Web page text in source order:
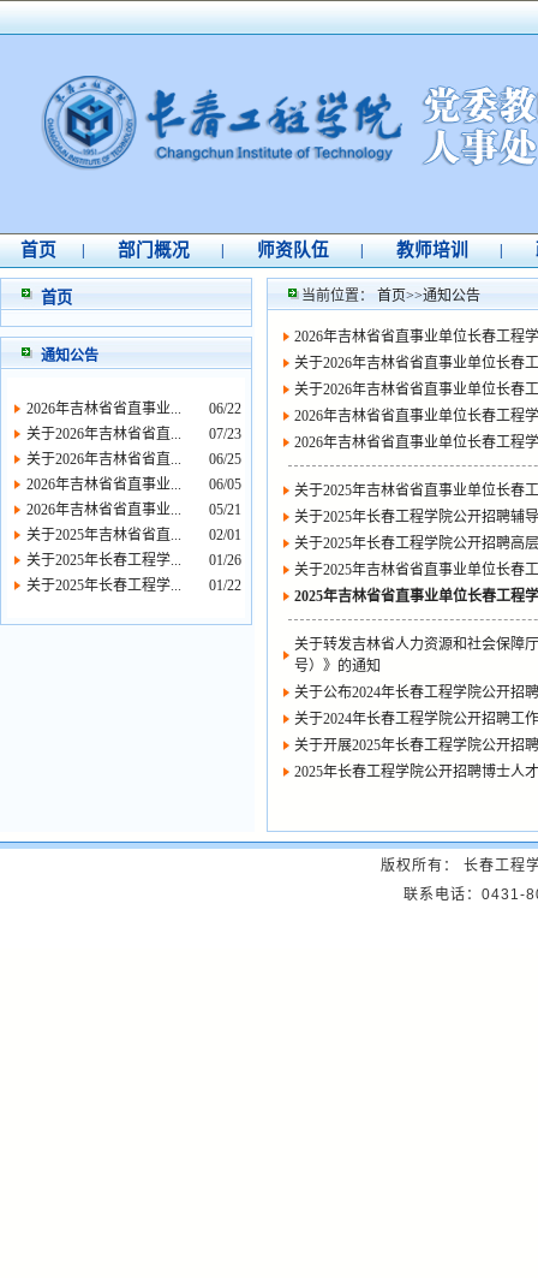
首页 部门概况 师资队伍 教师培训
首页
通知公告
2026年吉林省省直事业...
06/22
关于2026年吉林省省直...
07/23
关于2026年吉林省省直...
06/25
2026年吉林省省直事业...
06/05
2026年吉林省省直事业...
05/21
关于2025年吉林省省直...
02/01
关于2025年长春工程学...
01/26
关于2025年长春工程学...
01/22
当前位置： 首页>>通知公告
2026年吉林省省直事业单位长春工程
关于2026年吉林省省直事业单位长春
关于2026年吉林省省直事业单位长春
2026年吉林省省直事业单位长春工程
2026年吉林省省直事业单位长春工程
关于2025年吉林省省直事业单位长春
关于2025年长春工程学院公开招聘辅
关于2025年长春工程学院公开招聘高
关于2025年吉林省省直事业单位长春
2025年吉林省省直事业单位长春工程
关于转发吉林省人力资源和社会保障
号）》的通知
关于公布2024年长春工程学院公开招
关于2024年长春工程学院公开招聘工
关于开展2025年长春工程学院公开招
2025年长春工程学院公开招聘博士人
版权所有： 长春工程
联系电话：